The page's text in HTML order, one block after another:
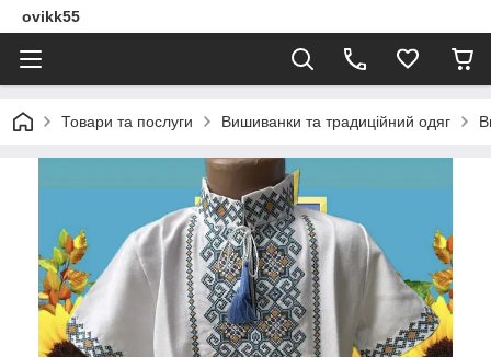
ovikk55
Товари та послуги Вишиванки та традиційний одяг